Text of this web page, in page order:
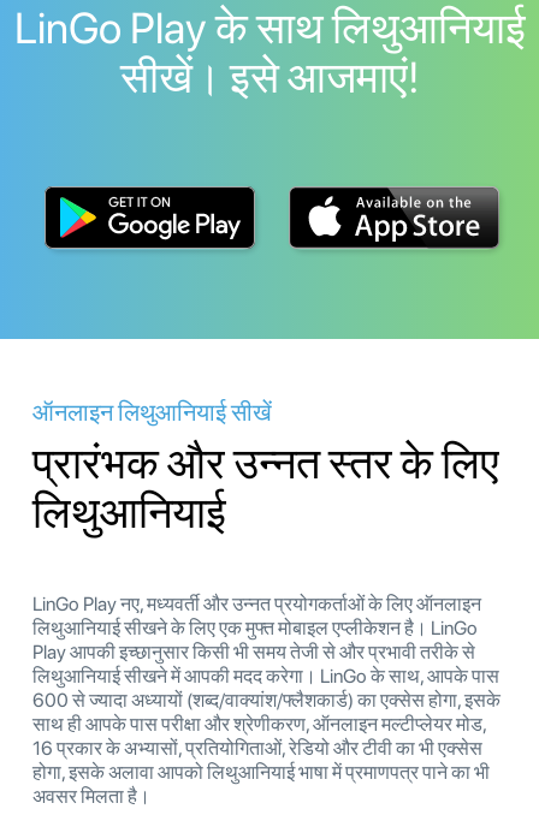
LinGo Play के साथ लिथुआनियाई
सीखें। इसे आजमाएं!
ऑनलाइन लिथुआनियाई सीखें
प्रारंभक और उन्नत स्तर के लिए
लिथुआनियाई
LinGo Play नए, मध्यवर्ती और उन्नत प्रयोगकर्ताओं के लिए ऑनलाइन
लिथुआनियाई सीखने के लिए एक मुफ्त मोबाइल एप्लीकेशन है। LinGo
Play आपकी इच्छानुसार किसी भी समय तेजी से और प्रभावी तरीके से
लिथुआनियाई सीखने में आपकी मदद करेगा। LinGo के साथ, आपके पास
600 से ज्यादा अध्यायों (शब्द/वाक्यांश/फ्लैशकार्ड) का एक्सेस होगा, इसके
साथ ही आपके पास परीक्षा और श्रेणीकरण, ऑनलाइन मल्टीप्लेयर मोड,
16 प्रकार के अभ्यासों, प्रतियोगिताओं, रेडियो और टीवी का भी एक्सेस
होगा, इसके अलावा आपको लिथुआनियाई भाषा में प्रमाणपत्र पाने का भी
अवसर मिलता है।